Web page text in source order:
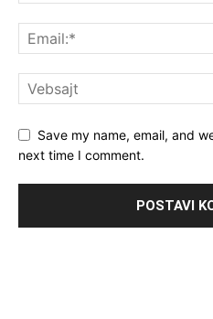
Save my name, email, and
next time I comment.